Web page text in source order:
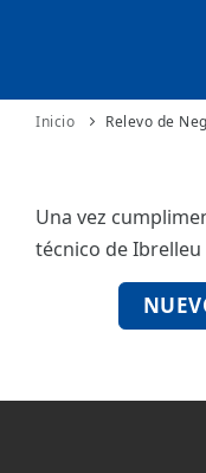
STARTUPS
ES
Inicio Relevo de
Una vez
técnico de